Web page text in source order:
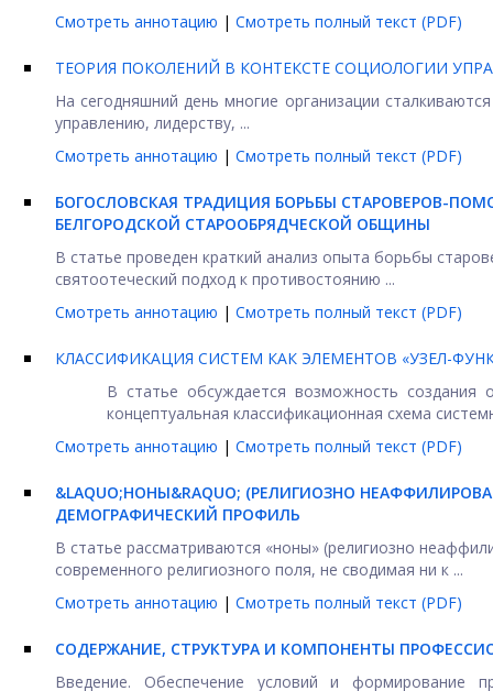
Смотреть аннотацию | Смотреть полный текст (PDF)
ТЕОРИЯ ПОКОЛЕНИЙ В КОНТЕКСТЕ СОЦИОЛОГИИ
На сегодняшний день многие организации
управлению, лидерству, ...
Смотреть аннотацию | Смотреть полный текст (PDF)
БОГОСЛОВСКАЯ ТРАДИЦИЯ БОРЬБЫ СТАРОВЕРОВ-
БЕЛГОРОДСКОЙ СТАРООБРЯДЧЕСКОЙ ОБЩИНЫ
В статье проведен краткий анализ опыта борьбы
святоотеческий подход к противостоянию ...
Смотреть аннотацию | Смотреть полный текст (PDF)
КЛАССИФИКАЦИЯ СИСТЕМ КАК ЭЛЕМЕНТОВ «УЗЕЛ-
В статье обсуждается возможность создания
концептуальная классификационная схема
Смотреть аннотацию | Смотреть полный текст (PDF)
&LAQUO;НОНЫ&RAQUO; (РЕЛИГИОЗНО
ДЕМОГРАФИЧЕСКИЙ ПРОФИЛЬ
В статье рассматриваются «ноны» (религиозно
современного религиозного поля, не сводимая ни к ...
Смотреть аннотацию | Смотреть полный текст (PDF)
СОДЕРЖАНИЕ, СТРУКТУРА И КОМПОНЕНТЫ
Введение. Обеспечение условий и формирование